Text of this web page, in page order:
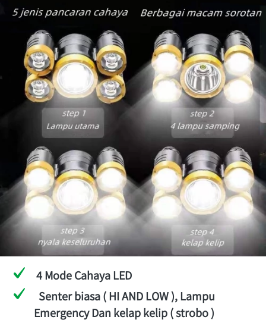
4 Mode Cahaya LED
Senter biasa ( HI AND LOW ), Lampu
Emergency Dan kelap kelip ( strobo )